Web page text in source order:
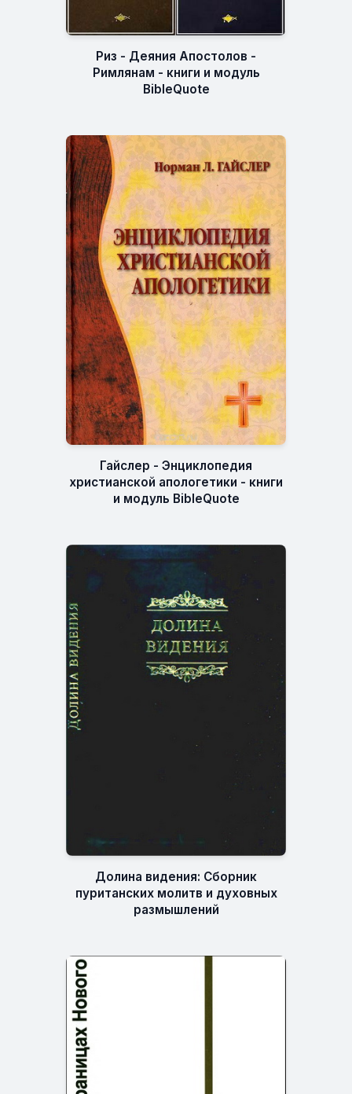
Риз - Деяния Апостолов -
Римлянам - книги и модуль
BibleQuote
Гайслер - Энциклопедия
христианской апологетики - книги
и модуль BibleQuote
Долина видения: Сборник
пуританских молитв и духовных
размышлений